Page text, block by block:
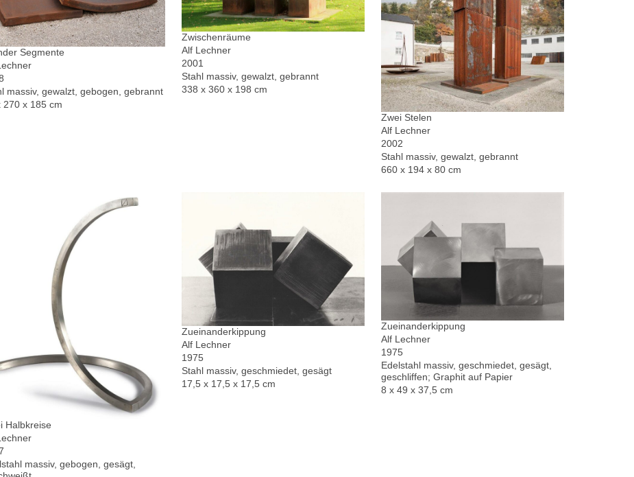
Segmente
massiv, gewalzt, gebogen, gebrannt
270 x 185 cm
Zwischenräume
Alf Lechner
2001
Stahl massiv, gewalzt, gebrannt
338 x 360 x 198 cm
Zwei Stelen
Alf Lechner
2002
Stahl massiv, gewalzt, gebrannt
660 x 194 x 80 cm
Halbkreise
massiv, gebogen, gesägt,
Zueinanderkippung
Alf Lechner
1975
Stahl massiv, geschmiedet, gesägt
17,5 x 17,5 x 17,5 cm
Zueinanderkippung
Alf Lechner
1975
Edelstahl massiv, geschmiedet, gesägt,
geschliffen; Graphit auf Papier
8 x 49 x 37,5 cm